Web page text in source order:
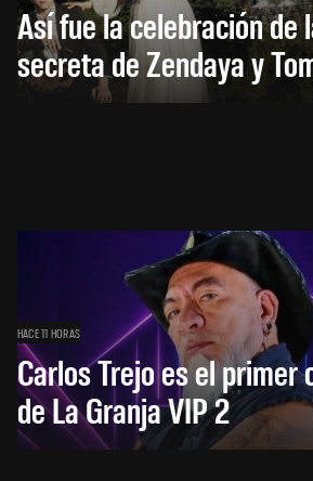
Así fue la celebración de
secreta de Zendaya y
HACE 11 HORAS
Carlos Trejo es el primer
de La Granja VIP 2